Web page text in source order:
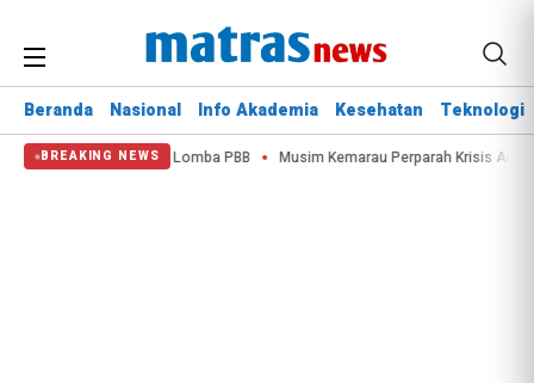
Beranda Nasional Info Akademia Kesehatan Teknologi
BREAKING NEWS
Satlinmas Lewat Lomba PBB Musim Kemarau Perparah Krisis Air